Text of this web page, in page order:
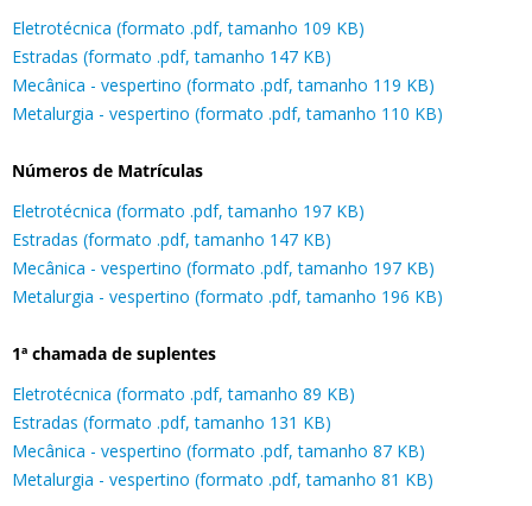
Eletrotécnica (formato .pdf, tamanho 109 KB)
Estradas (formato .pdf, tamanho 147 KB)
Mecânica - vespertino (formato .pdf, tamanho 119 KB)
Metalurgia - vespertino (formato .pdf, tamanho 110 KB)
Números de Matrículas
Eletrotécnica (formato .pdf, tamanho 197 KB)
Estradas (formato .pdf, tamanho 147 KB)
Mecânica - vespertino (formato .pdf, tamanho 197 KB)
Metalurgia - vespertino (formato .pdf, tamanho 196 KB)
1ª chamada de suplentes
Eletrotécnica (formato .pdf, tamanho 89 KB)
Estradas (formato .pdf, tamanho 131 KB)
Mecânica - vespertino (formato .pdf, tamanho 87 KB)
Metalurgia - vespertino (formato .pdf, tamanho 81 KB)